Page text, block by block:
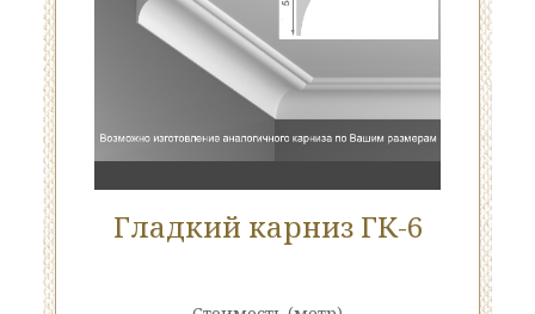
Гладкий карниз ГК-6